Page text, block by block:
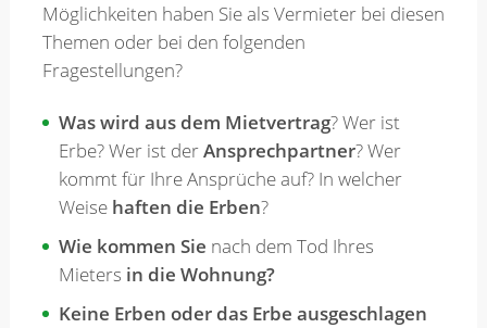
Newsletter
Möglichkeiten haben Sie als Vermieter bei diesen
Themen oder bei den folgenden
Fragestellungen?
Was wird aus dem Mietvertrag? Wer ist
Erbe? Wer ist derAnsprechpartner? Wer
kommt für Ihre Ansprüche auf? In welcher
Weise haften die Erben?
Wie kommen Sie nach dem Tod Ihres
Mieters in die Wohnung?
Keine Erben oder das Erbe ausgeschlagen